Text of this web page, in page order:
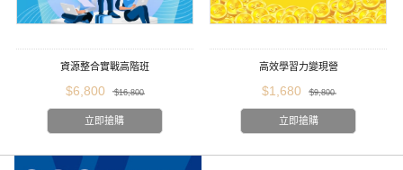
資源整合實戰高階班
$6,800 $16,800
立即搶購
高效學習力變現營
$1,680 $9,800
立即搶購